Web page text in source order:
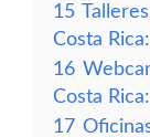
15
Costa Rica:
16
Costa Rica:
17